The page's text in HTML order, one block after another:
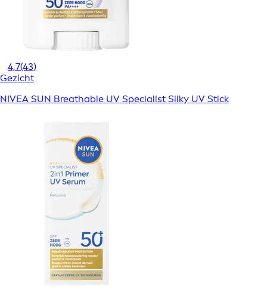
4,7(43)
Gezicht
NIVEA SUN Breathable UV Specialist Silky UV Stick